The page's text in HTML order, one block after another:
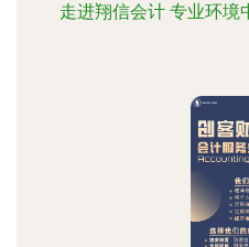
走进翔信会计 专业环境